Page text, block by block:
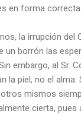
en forma
la irrupción del
un borrón las
embargo, al Sr.
la piel, no el alma.
mismos
cierta,